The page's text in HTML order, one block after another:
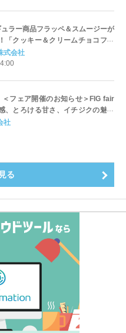
ラー商品フラッペ＆スムージーが
「クッキー＆クリームチョコフラ
ムージー」8月5日（水）から販売
式会社
＜フェア開催のお知らせ＞FIG fair
、とろける甘さ、イチジクの魅力
を含め、イチジク尽くしの全4種が
タート
社
る